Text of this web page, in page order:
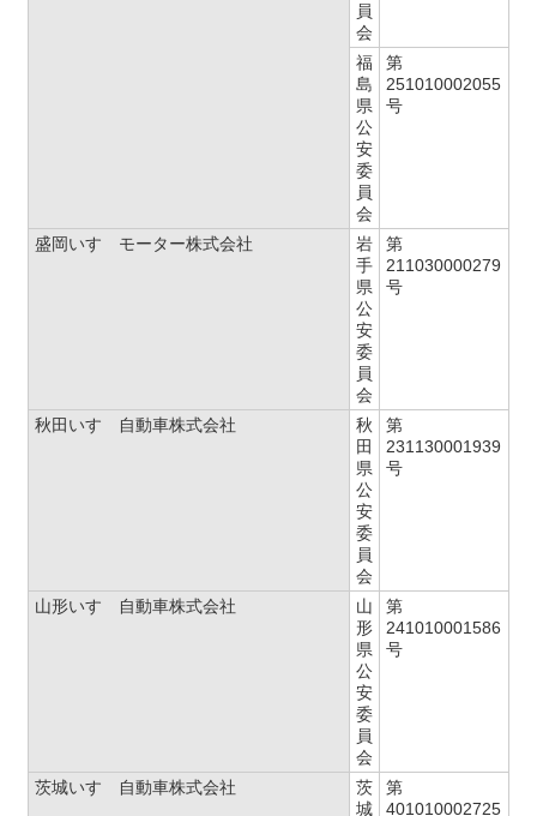
員
会
福
島
県
公
安
委
員
会
第
251010002055
号
盛岡いすゞモーター株式会社
岩
手
県
公
安
委
員
会
第
211030000279
号
秋田いすゞ自動車株式会社
秋
田
県
公
安
委
員
会
第
231130001939
号
山形いすゞ自動車株式会社
山
形
県
公
安
委
員
会
第
241010001586
号
茨城いすゞ自動車株式会社
茨
城
第
401010002725